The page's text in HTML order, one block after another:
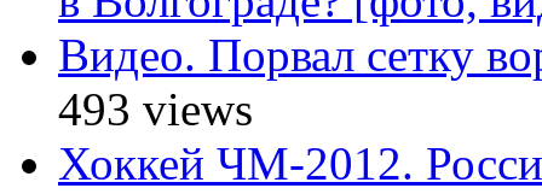
Видео. Порвал сетку
493 views
Хоккей ЧМ-2012.